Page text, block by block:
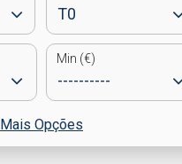
Min (€)
Mais Opções